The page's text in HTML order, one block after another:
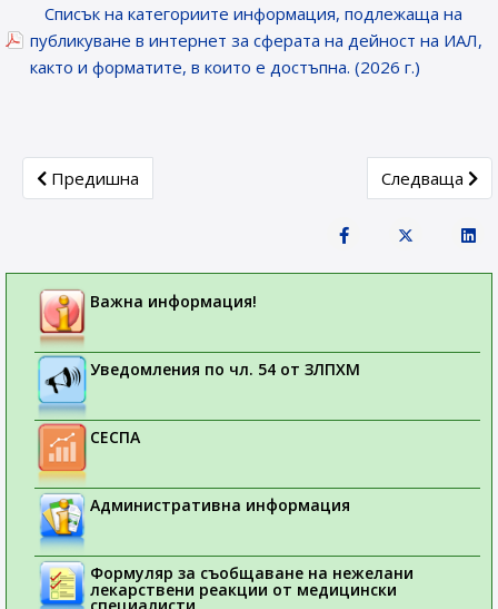
Списък на категориите информация, подлежаща на
публикуване в интернет за сферата на дейност на ИАЛ,
както и форматите, в които е достъпна. (2026 г.)
Previous article: ЛЕКАРСТВА, КОИТО СА ОБЕКТ НА
Предишна Next article:
Следваща
Важна информация!
Уведомления по чл. 54 от ЗЛПХМ
СЕСПА
Административна информация
Формуляр за съобщаване на нежелани
лекарствени реакции от медицински